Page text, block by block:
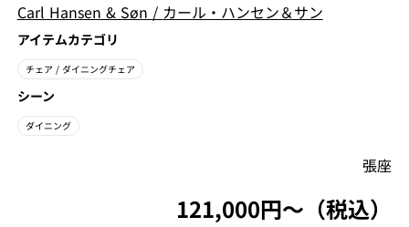
Carl Hansen & Søn / カール・ハンセン＆サン
アイテムカテゴリ
チェア / ダイニングチェア
シーン
ダイニング
張座
121,000円〜（税込）